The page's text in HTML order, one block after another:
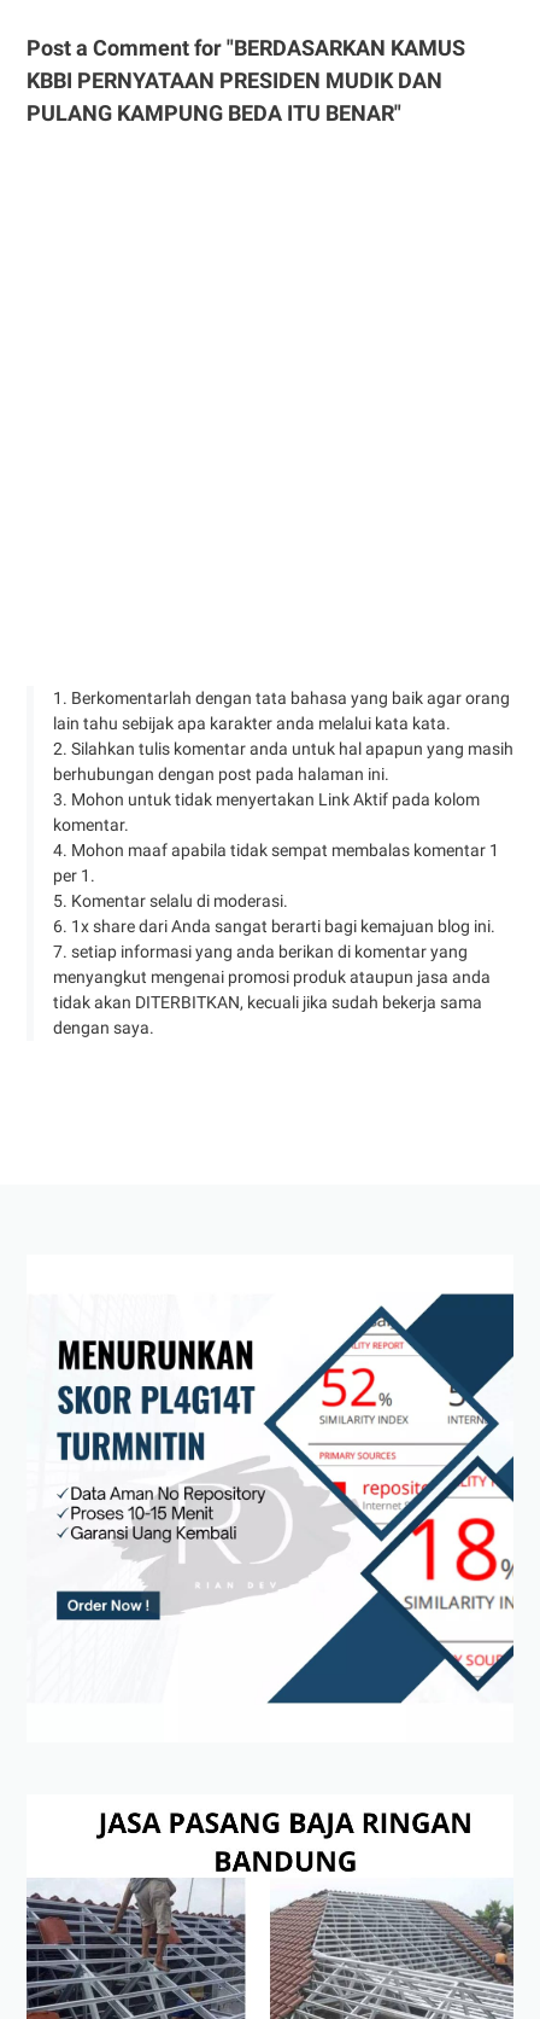
Post a Comment for "BERDASARKAN KAMUS
KBBI PERNYATAAN PRESIDEN MUDIK DAN
PULANG KAMPUNG BEDA ITU BENAR"
1. Berkomentarlah dengan tata bahasa yang baik agar orang
lain tahu sebijak apa karakter anda melalui kata kata.
2. Silahkan tulis komentar anda untuk hal apapun yang masih
berhubungan dengan post pada halaman ini.
3. Mohon untuk tidak menyertakan Link Aktif pada kolom
komentar.
4. Mohon maaf apabila tidak sempat membalas komentar 1
per 1.
5. Komentar selalu di moderasi.
6. 1x share dari Anda sangat berarti bagi kemajuan blog ini.
7. setiap informasi yang anda berikan di komentar yang
menyangkut mengenai promosi produk ataupun jasa anda
tidak akan DITERBITKAN, kecuali jika sudah bekerja sama
dengan saya.